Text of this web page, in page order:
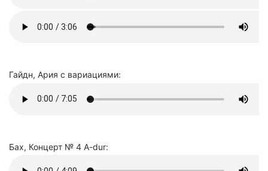
Гайдн, Ария с вариациями:
Бах, Концерт № 4 A-dur: